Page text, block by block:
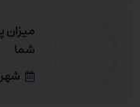
میزان
شما